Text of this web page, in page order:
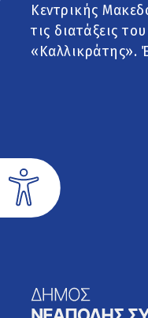
Κεντρικής
τις διατάξεις
«Καλλικράτης».